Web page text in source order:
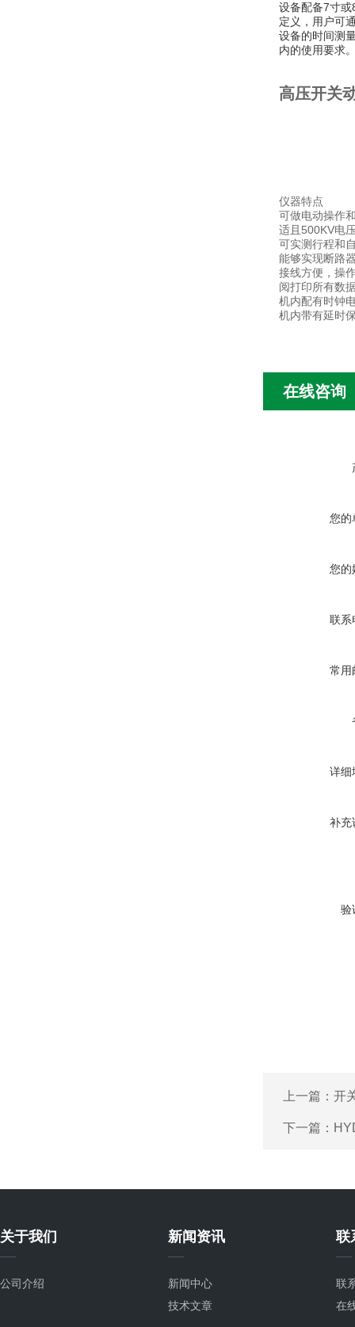
设备配备7寸
定义，用户可
设备的时间测
内的使用要求
高压开关
仪器特点
可做电动操作
适且500KV电
可实测行程和
能够实现断路
接线方便，操
阅打印所有数
机内配有时钟
机内带有延时
在线咨询
您的
您的
联系
常用
详细
补充
验
上一篇： 开
下一篇：
关于我们
公司介绍
新闻资讯
新闻中心
技术文章
联
联
在